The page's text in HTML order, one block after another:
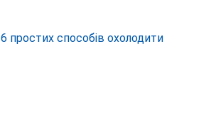
6 простих способів охолодити